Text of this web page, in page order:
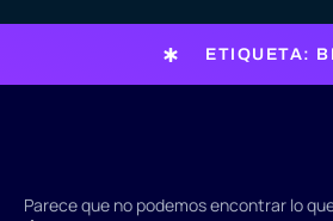
ETIQUETA:
Parece que no podemos encontrar lo